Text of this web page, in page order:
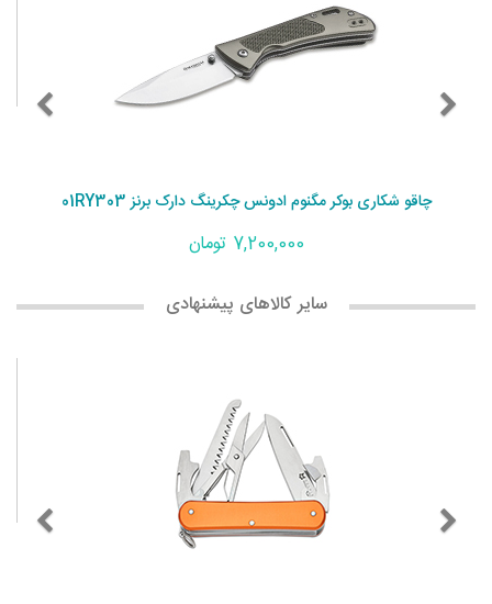
چاقو شکاری بوکر مگنوم ادونس چکرینگ دارک برنز 01RY303
7,200,000 تومان
سایر کالاهای پیشنهادی